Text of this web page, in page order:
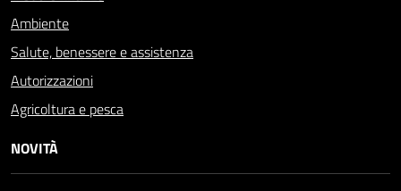
Ambiente
Salute, benessere e assistenza
Autorizzazioni
Agricoltura e pesca
NOVITÀ